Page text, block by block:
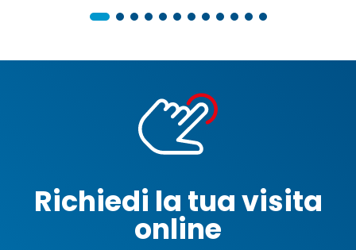
Richiedi la tua visita
online